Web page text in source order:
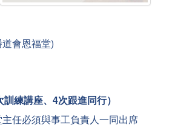
會恩福堂)
訓練講座、4次跟進同行）
必須與事工負責人一同出席